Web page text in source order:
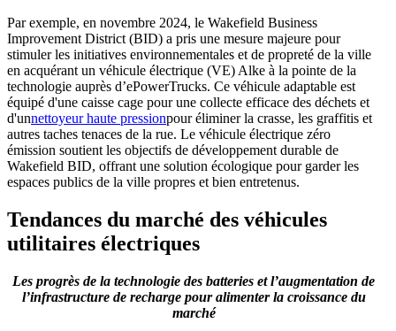
Par exemple, en novembre 2024, le Wakefield Business
Improvement District (BID) a pris une mesure majeure pour
stimuler les initiatives environnementales et de propreté de la ville
en acquérant un véhicule électrique (VE) Alke à la pointe de la
technologie auprès d’ePowerTrucks. Ce véhicule adaptable est
équipé d'une caisse cage pour une collecte efficace des déchets et
d'unnettoyeur haute pressionpour éliminer la crasse, les graffitis et
autres taches tenaces de la rue. Le véhicule électrique zéro
émission soutient les objectifs de développement durable de
Wakefield BID, offrant une solution écologique pour garder les
espaces publics de la ville propres et bien entretenus.
Tendances du marché des véhicules
utilitaires électriques
Les progrès de la technologie des batteries et l’augmentation de
l’infrastructure de recharge pour alimenter la croissance du
marché